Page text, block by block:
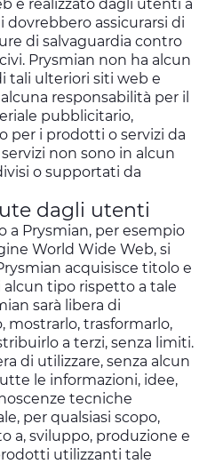
è realizzato dagli utenti a
assicurarsi di
di salvaguardia contro
Prysmian non ha alcun
tali ulteriori siti web e
responsabilità per il
pubblicitario,
per i prodotti o servizi da
non sono in alcun
o supportati da
dagli utenti
a Prysmian, per esempio
World Wide Web, si
acquisisce titolo e
tipo rispetto a tale
sarà libera di
mostrarlo, trasformarlo,
a terzi, senza limiti.
di utilizzare, senza alcun
le informazioni, idee,
tecniche
per qualsiasi scopo,
a, sviluppo, produzione e
utilizzanti tale